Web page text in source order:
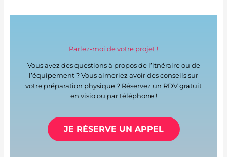
Parlez-moi de votre projet !
Vous avez des questions à propos de l’itnéraire ou de
l’équipement ? Vous aimeriez avoir des conseils sur
votre préparation physique ? Réservez un RDV gratuit
en visio ou par téléphone !
JE RÉSERVE UN APPEL